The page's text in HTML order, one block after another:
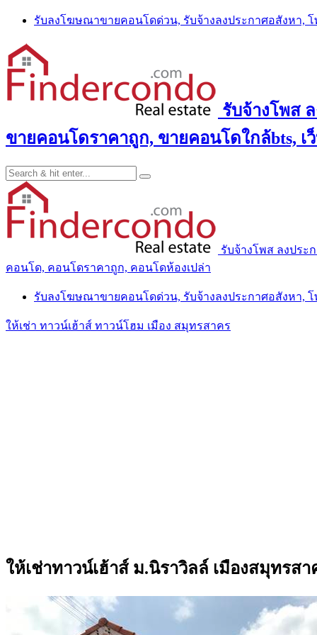
Skip
content
รับลงโฆษณาขายคอนโดด่วน, รับจ้างลงประกาศอสังหา,
รับจ้างโพส
ขายคอนโดราคาถูก, ขายคอนโดใกล้bts,
รับจ้างโพส ลงประ
คอนโด, คอนโดราคาถูก, คอนโดห้องเปล่า
รับลงโฆษณาขายคอนโดด่วน, รับจ้างลงประกาศอสังหา,
ให้เช่า ทาวน์เฮ้าส์ ทาวน์โฮม เมือง สมุทรสาคร
ให้เช่าทาวน์เฮ้าส์ ม.นิราวิลล์ เมืองสมุทรส